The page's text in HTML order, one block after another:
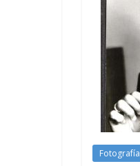
Fotografía